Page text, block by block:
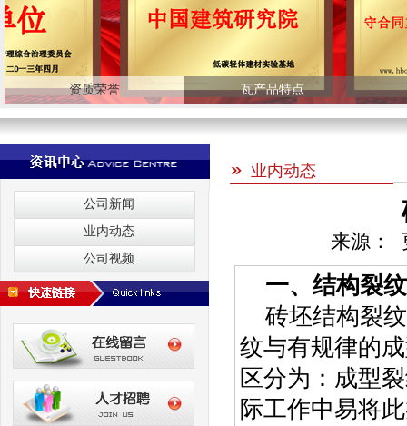
资质荣誉 瓦产品特点
公司新闻
业内动态
公司视频
业内动态
来源：
一、结构裂纹
砖坯结构裂
纹与有规律的
区分为：成型
际工作中易将